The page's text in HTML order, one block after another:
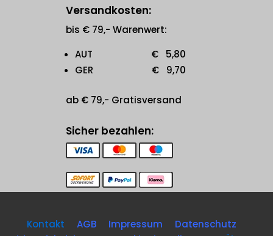
Versandkosten:
bis € 79,- Warenwert:
AUT € 5,80
GER € 9,70
ab € 79,- Gratisversand
Sicher bezahlen:
Kontakt AGB Impressum
Datenschutz